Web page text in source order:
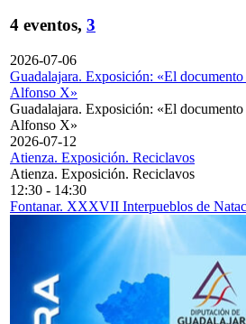
4 eventos, 3
2026-07-06
Guadalajara. Exposición: «El
Alfonso X»
Guadalajara. Exposición: «El
Alfonso X»
2026-07-12
Atienza. Exposición. Reciclavos
Atienza. Exposición. Reciclavos
12:30 - 14:30
Fontanar. XXXVII Interpueblos de